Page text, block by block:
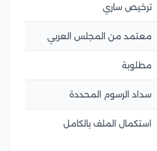
ترخيص ساري
معتمد من المجلس العربي
مطلوبة
سداد الرسوم المحددة
استكمال الملف بالكامل